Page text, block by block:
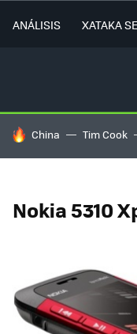
ANÁLISIS XATAKA
HOY SE HABLA DE
China Tim Cook
Nokia 5310